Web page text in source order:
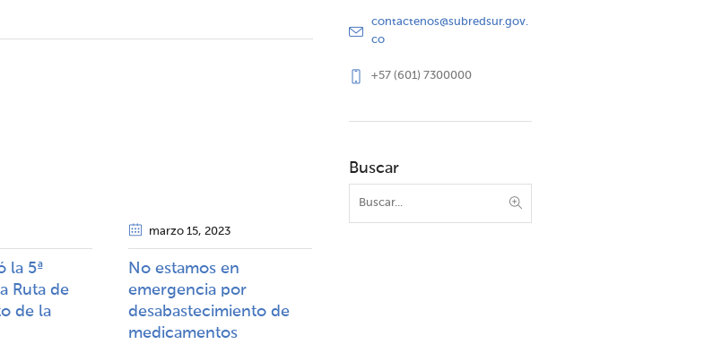
la 5ª
Ruta de
de la
marzo 15, 2023
No estamos en
emergencia por
desabastecimiento de
medicamentos
contactenos@subredsur.gov.
co
+57 (601) 7300000
Buscar